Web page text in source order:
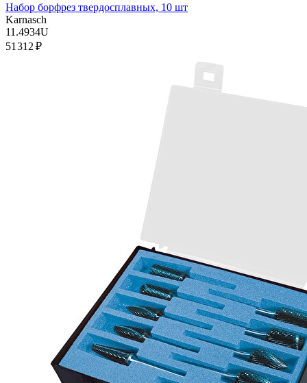
Набор борфрез твердосплавных, 10 шт
Karnasch
11.4934U
51 312 ₽